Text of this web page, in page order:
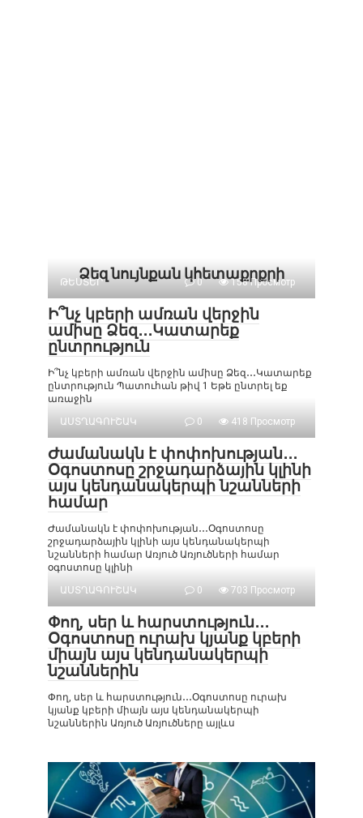
Ձեզ նույնքան կհետաքրքրի
ԹԵՍՏԵՐ 0 158 Просмотр
Ի՞նչ կբերի ամռան վերջին
ամիսը Ձեզ․․․Կատարեք
ընտրություն
Ի՞նչ կբերի ամռան վերջին ամիսը Ձեզ․․․Կատարեք
ընտրություն Պատուհան թիվ 1 Եթե ընտրել եք
առաջին
ԱՍՏՂԱԳՈՒՇԱԿ
0 418 Просмотр
Ժամանակն է փոփոխության․․․
Օգոստոսը շրջադարձային կլինի
այս կենդանակերպի նշանների
համար
Ժամանակն է փոփոխության․․․Օգոստոսը
շրջադարձային կլինի այս կենդանակերպի
նշանների համար Առյուծ Առյուծների համար
օգոստոսը կլինի
ԱՍՏՂԱԳՈՒՇԱԿ
0 703 Просмотр
Փող, սեր և հարստություն․․․
Օգոստոսը ուրախ կյանք կբերի
միայն այս կենդանակերպի
նշաններին
Փող, սեր և հարստություն․․․Օգոստոսը ուրախ
կյանք կբերի միայն այս կենդանակերպի
նշաններին Առյուծ Առյուծները այլևս